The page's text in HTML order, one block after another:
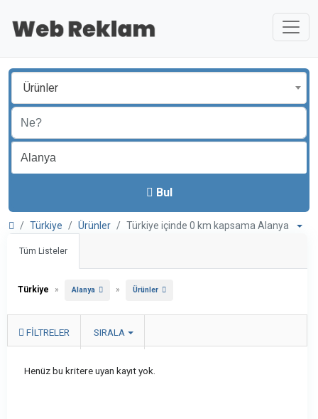
Ürünler
Bul
Türkiye Ürünler Türkiye içinde 0 km kapsama Alanya
Tüm Listeler
Türkiye » Alanya » Ürünler
FILTRELER SIRALA
Henüz bu kritere uyan kayıt yok.